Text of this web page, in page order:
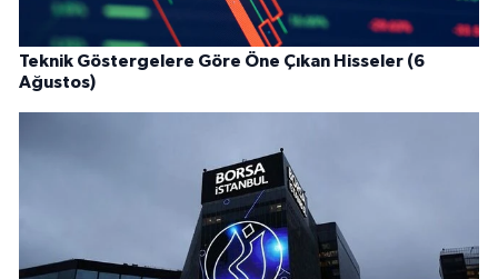
Teknik Göstergelere Göre Öne Çıkan Hisseler (6
Ağustos)